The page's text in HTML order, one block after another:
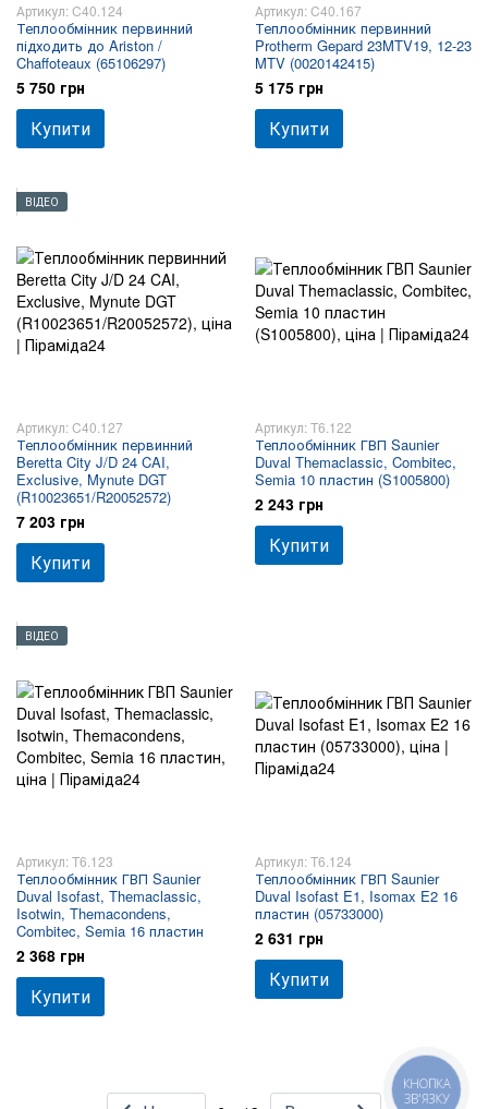
Артикул: C40.124
Теплообмінник первинний
підходить до Ariston /
Chaffoteaux (65106297)
5 750 грн
Купити
Артикул: C40.167
Теплообмінник первинний
Protherm Gepard 23MTV19, 12-23
MTV (0020142415)
5 175 грн
Купити
ВІДЕО
Артикул: C40.127
Теплообмінник первинний
Beretta City J/D 24 CAI,
Exclusive, Mynute DGT
(R10023651/R20052572)
7 203 грн
Купити
Артикул: T6.122
Теплообмінник ГВП Saunier
Duval Themaclassic, Combitec,
Semia 10 пластин (S1005800)
2 243 грн
Купити
ВІДЕО
Артикул: T6.123
Теплообмінник ГВП Saunier
Duval Isofast, Themaclassic,
Isotwin, Themacondens,
Combitec, Semia 16 пластин
2 368 грн
Купити
Артикул: T6.124
Теплообмінник ГВП Saunier
Duval Isofast E1, Isomax E2 16
пластин (05733000)
2 631 грн
Купити
КНОПКА
ЗВ'ЯЗКУ